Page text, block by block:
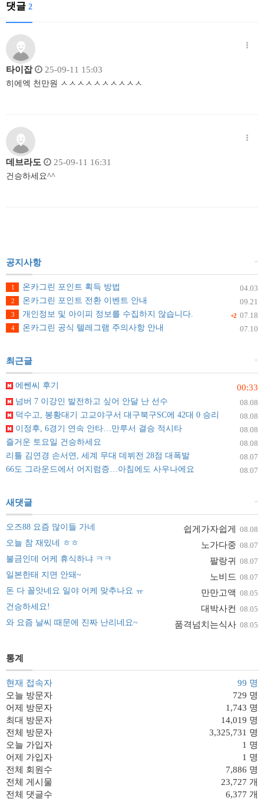
댓글 2
타이잡 25-09-11 15:03
히에엑 천만원 ㅅㅅㅅㅅㅅㅅㅅㅅㅅㅅ
데브라도 25-09-11 16:31
건승하세요^^
+
공지사항
04.03
1
온카그린 포인트 획득 방법
09.21
2 온카그린 포인트 전환 이벤트 안내
+2 07.18
3
개인정보 및 아이피 정보를 수집하지 않습니다.
07.10
4 온카그린 공식 텔레그램 주의사항 안내
+
최근글
00:33
에쎈씨 후기
08.08
넘버 7 이강인 발전하고 싶어 안달 난 선수
08.08
덕수고, 봉황대기 고교야구서 대구북구SC에 42대 0 승리
08.08
이정후, 6경기 연속 안타…만루서 결승 적시타
08.08
즐거운 토요일 건승하세요
08.07
리틀 김연경 손서연, 세계 무대 데뷔전 28점 대폭발
08.07
66도 그라운드에서 어지럼증…아침에도 사우나에요
+
새댓글
쉽게가자쉽게 08.08
오즈88 요즘 많이들 가네
노가다중 08.07
오늘 참 재밌네 ㅎㅎ
팔랑귀 08.07
불금인데 어케 휴식하냐 ㅋㅋ
노비드 08.07
일본한태 지면 안돼~
만만고액 08.05
돈 다 꼴앗네요 일야 어케 맞추나요 ㅠ
대박사컨 08.05
건승하세요!
품격넘치는식사 08.05
와 요즘 날씨 때문에 진짜 난리네요~
통계
현재 접속자
99 명
오늘 방문자
729 명
어제 방문자
1,743 명
최대 방문자
14,019 명
전체 방문자
3,325,731 명
오늘 가입자
1 명
어제 가입자
1 명
전체 회원수
7,886 명
전체 게시물
23,727 개
전체 댓글수
6,377 개